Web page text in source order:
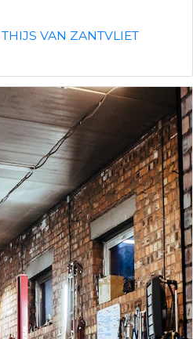
VAN ZANTVLIET